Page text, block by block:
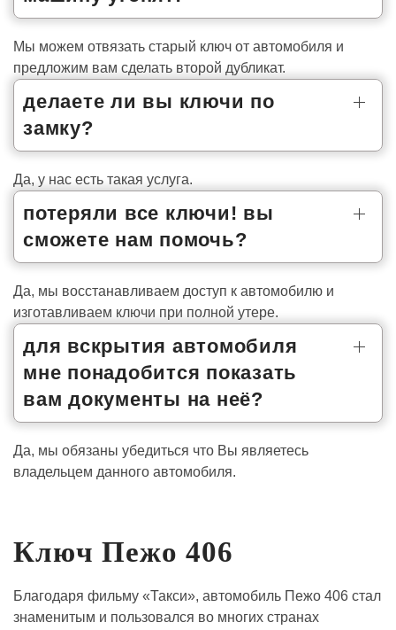
Мы можем отвязать старый ключ от автомобиля и
предложим вам сделать второй дубликат.
делаете ли вы ключи по
замку?
Да, у нас есть такая услуга.
потеряли все ключи! вы
сможете нам помочь?
Да, мы восстанавливаем доступ к автомобилю и
изготавливаем ключи при полной утере.
для вскрытия автомобиля
мне понадобится показать
вам документы на неё?
Да, мы обязаны убедиться что Вы являетесь
владельцем данного автомобиля.
Ключ Пежо 406
Благодаря фильму «Такси», автомобиль Пежо 406 стал
знаменитым и пользовался во многих странах